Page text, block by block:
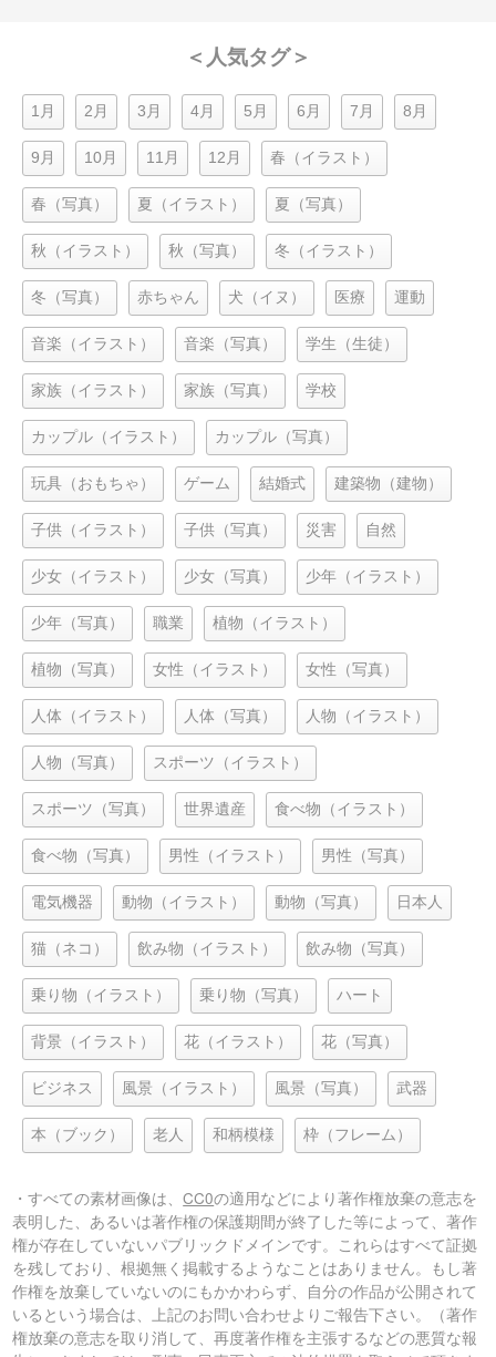
＜人気タグ＞
1月 2月 3月 4月 5月 6月 7月 8月
9月 10月 11月 12月 春（イラスト）
春（写真） 夏（イラスト） 夏（写真）
秋（イラスト） 秋（写真） 冬（イラスト）
冬（写真） 赤ちゃん 犬（イヌ） 医療 運動
音楽（イラスト） 音楽（写真） 学生（生徒）
家族（イラスト） 家族（写真） 学校
カップル（イラスト） カップル（写真）
玩具（おもちゃ） ゲーム 結婚式 建築物（建物）
子供（イラスト） 子供（写真） 災害 自然
少女（イラスト） 少女（写真） 少年（イラスト）
少年（写真） 職業 植物（イラスト）
植物（写真） 女性（イラスト） 女性（写真）
人体（イラスト） 人体（写真） 人物（イラスト）
人物（写真） スポーツ（イラスト）
スポーツ（写真） 世界遺産 食べ物（イラスト）
食べ物（写真） 男性（イラスト） 男性（写真）
電気機器 動物（イラスト） 動物（写真） 日本人
猫（ネコ） 飲み物（イラスト） 飲み物（写真）
乗り物（イラスト） 乗り物（写真） ハート
背景（イラスト） 花（イラスト） 花（写真）
ビジネス 風景（イラスト） 風景（写真） 武器
本（ブック） 老人 和柄模様 枠（フレーム）
・すべての素材画像は、CC0の適用などにより著作権放棄の意志を
表明した、あるいは著作権の保護期間が終了した等によって、著作
権が存在していないパブリックドメインです。これらはすべて証拠
を残しており、根拠無く掲載するようなことはありません。もし著
作権を放棄していないのにもかかわらず、自分の作品が公開されて
いるという場合は、上記のお問い合わせよりご報告下さい。（著作
権放棄の意志を取り消して、再度著作権を主張するなどの悪質な報